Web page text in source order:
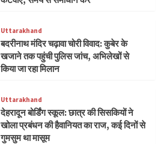
Uttarakhand
बदरीनाथ मंदिर चढ़ावा चोरी विवाद: कुबेर के
खजाने तक पहुंची पुलिस जांच, अभिलेखों से
किया जा रहा मिलान
Uttarakhand
देहरादून बोर्डिंग स्कूल: छात्र की सिसकियों ने
खोला प्रबंधन की हैवानियत का राज, कई दिनों से
गुमसुम था मासूम